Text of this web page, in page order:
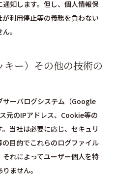
知します。但し、個人情報保
利用停止等の義務を負わない
。
ー）その他の技術の
サーバログシステム（Google
元のIPアドレス、Cookie等の
当社は必要に応じ、セキュリ
目的でこれらのログファイル
れによってユーザー個人を特
ません。